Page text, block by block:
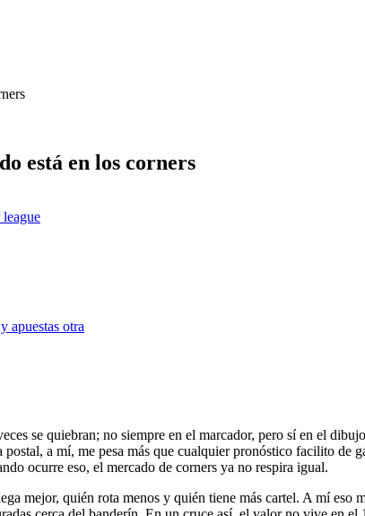
está en los corners
apuestas otra
se quiebran; no siempre en el marcador, pero sí en el
a mí, me pesa más que cualquier pronóstico facilito
ocurre eso, el mercado de corners ya no respira igual.
mejor, quién rota menos y quién tiene más cartel. A mí